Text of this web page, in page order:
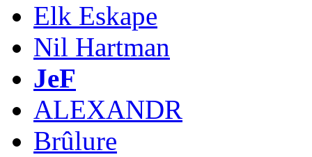
Elk Eskape
Nil Hartman
JeF
ALEXANDR
Brûlure